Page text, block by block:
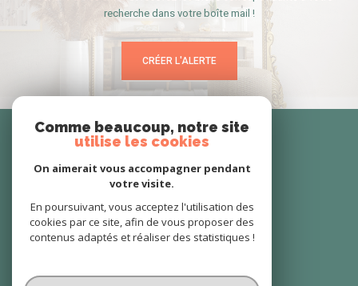
recherche dans votre boîte mail !
CRÉER L'ALERTE
Se
connecter
Nous
suivre
Comme beaucoup, notre site
utilise les cookies
On aimerait vous accompagner pendant
votre visite.
En poursuivant, vous acceptez l'utilisation des
cookies par ce site, afin de vous proposer des
contenus adaptés et réaliser des statistiques !